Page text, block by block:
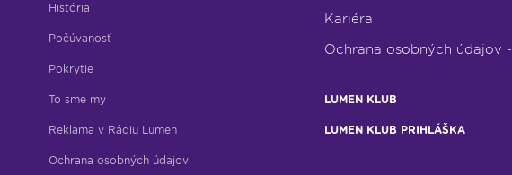
História
Počúvanosť
Pokrytie
To sme my
Reklama v Rádiu Lumen
Ochrana osobných údajov
Kariéra
Ochrana osobných údajov
LUMEN KLUB
LUMEN KLUB PRIHLÁŠKA